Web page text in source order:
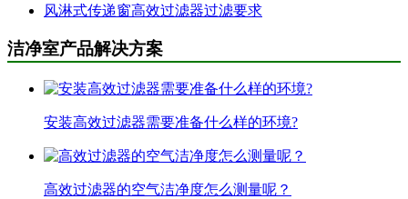
风淋式传递窗高效过滤器过滤要求
洁净室产品解决方案
安装高效过滤器需要准备什么样的环境?
高效过滤器的空气洁净度怎么测量呢？